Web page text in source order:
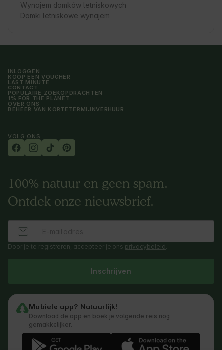
Wynajem domków letniskowych
Domki letniskowe wynajem
INLOGGEN
KOOP EEN VOUCHER
LAST MINUTE
CONTACT
POPULAIRE ZOEKOPDRACHTEN
1% FOR THE PLANET
OVER ONS
BEHEER VAN KORTETERMIJNVERHUUR
VOLG ONS
100% natuur en geen spam.
Ontdek onze nieuwsbrief.
Door je te registreren, accepteer je ons privacybeleid.
Inschrijven
Mobiele app? Natuurlijk!
Download de app en boek je volgende reis nog
gemakkelijker.